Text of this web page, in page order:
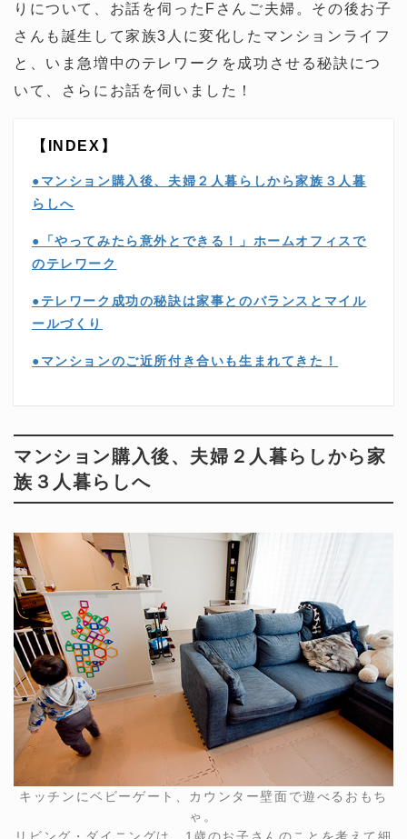
りについて、お話を伺ったFさんご夫婦。その後お子
さんも誕生して家族3人に変化したマンションライフ
と、いま急増中のテレワークを成功させる秘訣につ
いて、さらにお話を伺いました！
【INDEX】
●マンション購入後、夫婦２人暮らしから家族３人暮
らしへ
●「やってみたら意外とできる！」ホームオフィスで
のテレワーク
●テレワーク成功の秘訣は家事とのバランスとマイル
ールづくり
●マンションのご近所付き合いも生まれてきた！
マンション購入後、夫婦２人暮らしから家
族３人暮らしへ
キッチンにベビーゲート、カウンター壁面で遊べるおもち
ゃ。